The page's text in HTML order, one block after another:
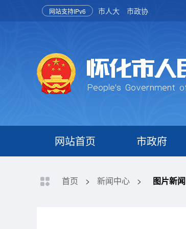
网站支持IPv6 市人大 市政协
网站首页 市政府
首页 > 新闻中心 > 图片新闻